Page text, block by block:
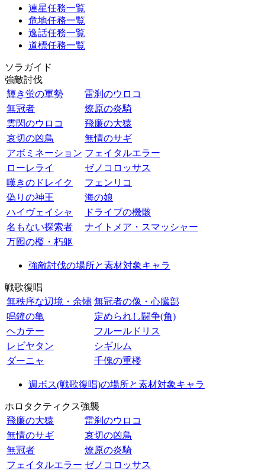
連星任務一覧
危地任務一覧
逸話任務一覧
道標任務一覧
ソラガイド
強敵討伐
輝き蛍の軍勢
雷刹のウロコ
無冠者
燎原の炎騎
雲閃のウロコ
飛廉の大猿
哀切の凶鳥
無情のサギ
アボミネーション フェイタルエラー
ローレライ
ゼノコロッサス
嘆きのドレイク
フェンリコ
偽りの神王
海の娘
ハイヴェイシャ
ドライブの機骸
名もない探索者
ナイトメア・スマッシャー
万囮の檻・朽躯
強敵討伐の場所と素材対象キャラ
戦歌復唱
無秩序な辺境・余燼 無冠者の像・心臓部
鳴鐘の亀
定められし闘争(角)
ヘカテー
フルールドリス
レビヤタン
シギルム
ダーニャ
千傀の重楼
週ボス(戦歌復唱)の場所と素材対象キャラ
ホロタクティクス強襲
飛廉の大猿
雷刹のウロコ
無情のサギ
哀切の凶鳥
無冠者
燎原の炎騎
フェイタルエラー ゼノコロッサス